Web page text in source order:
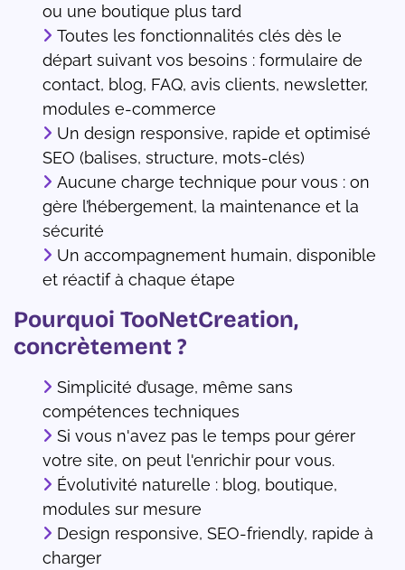
ou une boutique plus tard
Toutes les fonctionnalités clés dès le
départ suivant vos besoins : formulaire de
contact, blog, FAQ, avis clients, newsletter,
modules e-commerce
Un design responsive, rapide et optimisé
SEO (balises, structure, mots-clés)
Aucune charge technique pour vous : on
gère l’hébergement, la maintenance et la
sécurité
Un accompagnement humain, disponible
et réactif à chaque étape
Pourquoi TooNetCreation,
concrètement ?
Simplicité d’usage, même sans
compétences techniques
Si vous n'avez pas le temps pour gérer
votre site, on peut l'enrichir pour vous.
Évolutivité naturelle : blog, boutique,
modules sur mesure
Design responsive, SEO-friendly, rapide à
charger